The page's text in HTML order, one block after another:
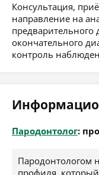
Консультация,
направление на
предварительного
окончательного
контроль
Пародонтолог:
Пародонтологом
профиля, который